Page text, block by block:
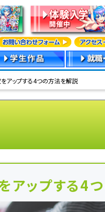
アップする4つの方法を解説
アップする4